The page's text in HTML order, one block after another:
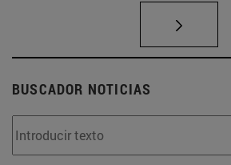
BUSCADOR NOTICIAS